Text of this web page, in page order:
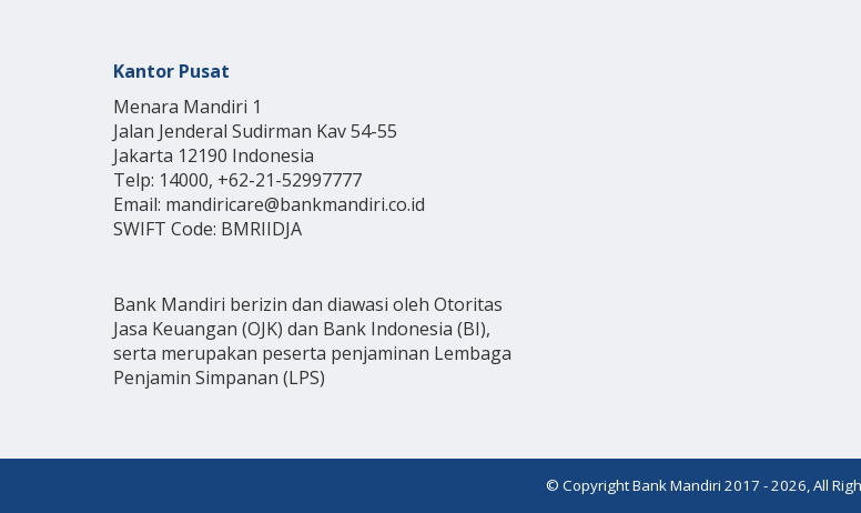
Kantor Pusat
Menara Mandiri 1
Jalan Jenderal Sudirman Kav 54-55
Jakarta 12190 Indonesia
Telp: 14000, +62-21-52997777
Email: mandiricare@bankmandiri.co.id
SWIFT Code: BMRIIDJA
Bank Mandiri berizin dan diawasi oleh Otoritas
Jasa Keuangan (OJK) dan Bank Indonesia (BI),
serta merupakan peserta penjaminan Lembaga
Penjamin Simpanan (LPS)
© Copyright Bank Mandiri 2017 - 2026, All